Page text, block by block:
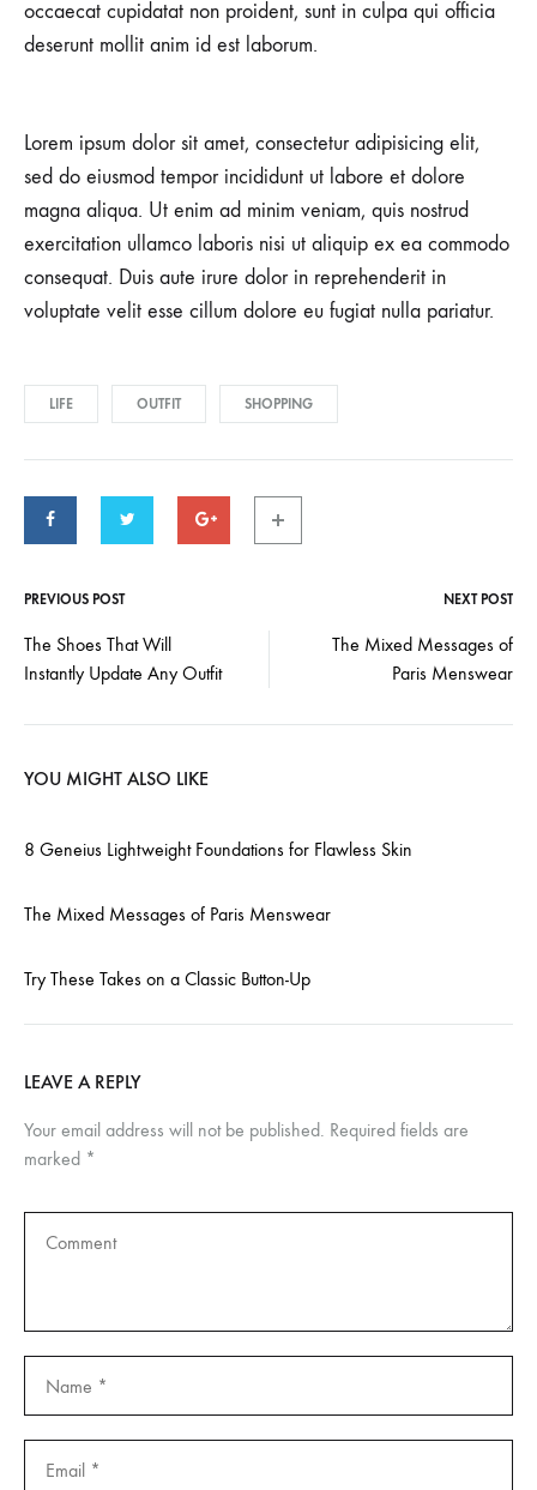
occaecat cupidatat non proident, sunt in culpa qui officia
deserunt mollit anim id est laborum.
Lorem ipsum dolor sit amet, consectetur adipisicing elit,
sed do eiusmod tempor incididunt ut labore et dolore
magna aliqua. Ut enim ad minim veniam, quis nostrud
exercitation ullamco laboris nisi ut aliquip ex ea commodo
consequat. Duis aute irure dolor in reprehenderit in
voluptate velit esse cillum dolore eu fugiat nulla pariatur.
LIFE OUTFIT SHOPPING
Post
navigation
PREVIOUS POST NEXT POST
The Shoes That Will
Instantly Update Any Outfit
The Mixed Messages of
Paris Menswear
YOU MIGHT ALSO LIKE
8 Geneius Lightweight Foundations for Flawless Skin
The Mixed Messages of Paris Menswear
Try These Takes on a Classic Button-Up
LEAVE A REPLY
Your email address will not be published. Required fields are
marked *